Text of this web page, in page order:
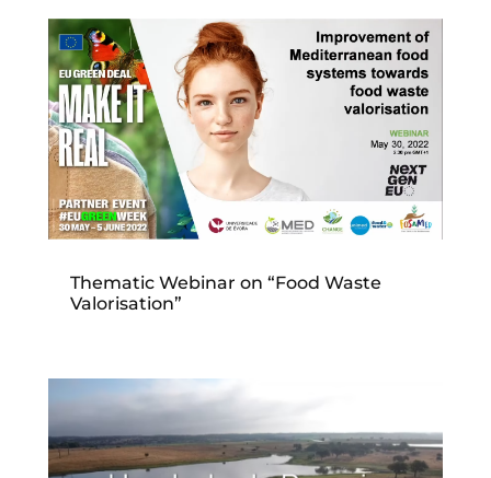
Thematic Webinar on “Food Waste
Valorisation”